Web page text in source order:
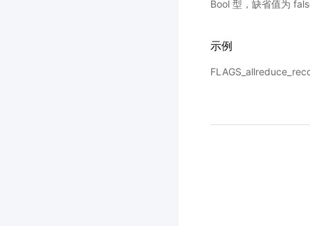
Bool 型，缺省值为
示例